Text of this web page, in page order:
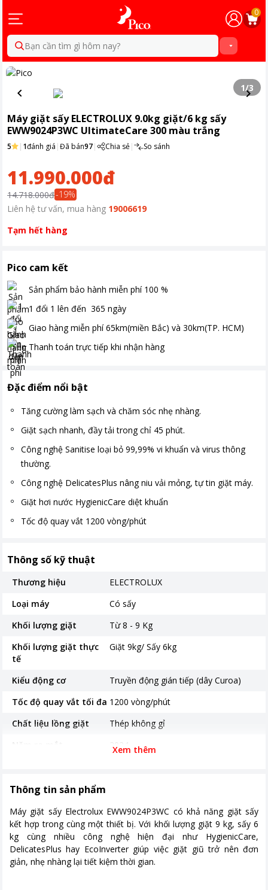
0
Bạn cần tìm gì hôm nay?
1/3
Máy giặt sấy ELECTROLUX 9.0kg giặt/6 kg sấy
EWW9024P3WC UltimateCare 300 màu trắng
5 | 1đánh giá |Đã bán97| Chia sẻ| So sánh
11.990.000đ
14.718.000đ-19%
Liên hệ tư vấn, mua hàng 19006619
Tạm hết hàng
Pico cam kết
Sản phẩm bảo hành miễn phí 100 %
1 đổi 1 lên đến 365 ngày
Giao hàng miễn phí 65km(miền Bắc) và 30km(TP. HCM)
Thanh toán trực tiếp khi nhận hàng
Đặc điểm nổi bật
Tăng cường làm sạch và chăm sóc nhẹ nhàng.
Giặt sạch nhanh, đầy tải trong chỉ 45 phút.
Công nghệ Sanitise loại bỏ 99,99% vi khuẩn và virus thông
thường.
Công nghệ DelicatesPlus nâng niu vải mỏng, tự tin giặt máy.
Giặt hơi nước HygienicCare diệt khuẩn
Tốc độ quay vắt 1200 vòng/phút
Thông số kỹ thuật
Thương hiệu
ELECTROLUX
Loại máy
Có sấy
Khối lượng giặt
Từ 8 - 9 Kg
Khối lượng giặt thực
tế
Giặt 9kg/ Sấy 6kg
Kiểu động cơ
Truyền động gián tiếp (dây Curoa)
Tốc độ quay vắt tối đa 1200 vòng/phút
Chất liệu lồng giặt
Thép không gỉ
Năm ra mắt
2024
Nơi sản xuất
Hiệu suất sử dụng điệnCông suất tối đa 2000 W
Loại Inverter
Động cơ EcoInverter
Kích thước, khối lượng 600 x 659 x 850 mm Khối lượng 77 kg
Xem thêm
Thông tin sản phẩm
Máy giặt sấy Electrolux EWW9024P3WC có khả năng giặt sấy
kết hợp trong cùng một thiết bị. Với khối lượng giặt 9 kg, sấy 6
kg cùng nhiều công nghệ hiện đại như HygienicCare,
DelicatesPlus hay EcoInverter giúp việc giặt giũ trở nên đơn
giản, nhẹ nhàng lại tiết kiệm thời gian.